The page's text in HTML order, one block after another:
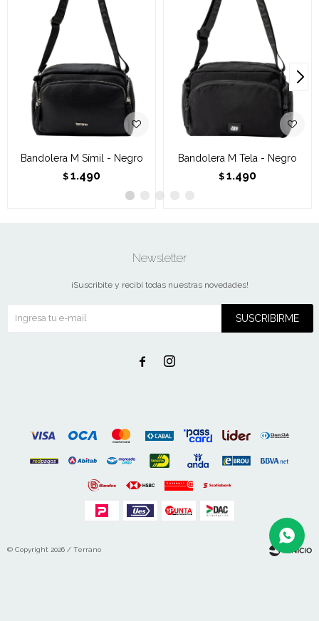
Bandolera M Símil - Negro
$ 1.490
Bandolera M Tela - Negro
$ 1.490
Newsletter
¡Suscribite y recibí todas nuestras novedades!
SUSCRIBIRME
 
© Copyright 2026 / Terrano